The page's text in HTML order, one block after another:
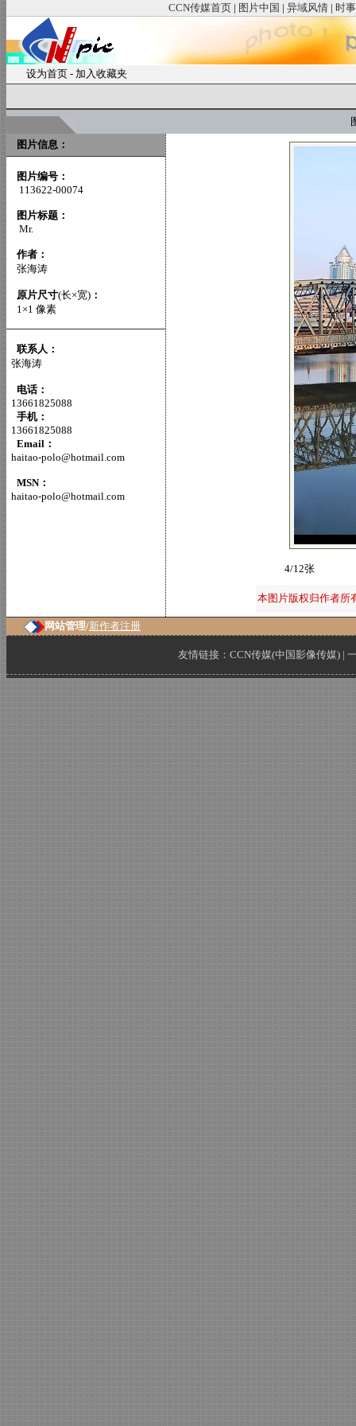
CCN传媒首页 | 图片中国 | 异域风情 | 时
设为首页 - 加入收藏夹
图片信息：
图片编号：
113622-00074
图片标题：
Mr.
作者：
张海涛
原片尺寸(长×宽) ：
1×1 像素
联系人：
张海涛
电话：
13661825088
手机：
13661825088
Email：
haitao-polo@hotmail.com
MSN：
haitao-polo@hotmail.com
4/12张
本图片版权归作者所
网站管理/新作者注册
友情链接： CCN传媒(中国影像传媒) |